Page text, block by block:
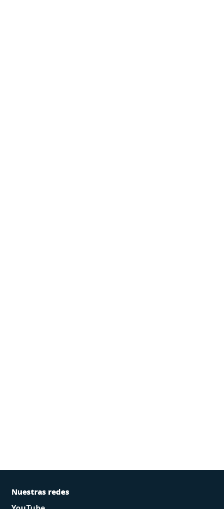
Nuestras redes